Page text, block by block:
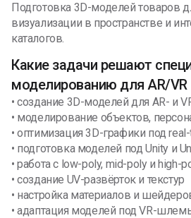
Подготовка 3D-моделей товаров
визуализации в пространстве и
каталогов.
Какие задачи решают
моделированию для AR/VR
• создание 3D-моделей для AR- и
• моделирование объектов,
• оптимизация 3D-графики под
• подготовка моделей под Unity и
• работа с low-poly, mid-poly и high-
• создание UV-развёрток и текстур
• настройка материалов и
• адаптация моделей под VR-